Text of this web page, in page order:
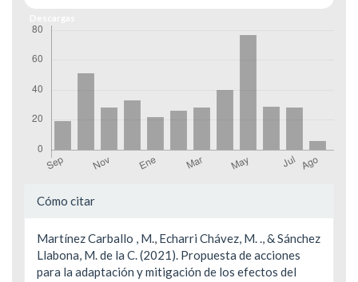
Detalles
artículo
Cómo citar
Martínez Carballo , M., Echarri Chávez, M. ., & Sánchez
Llabona, M. de la C. (2021). Propuesta de acciones
para la adaptación y mitigación de los efectos del